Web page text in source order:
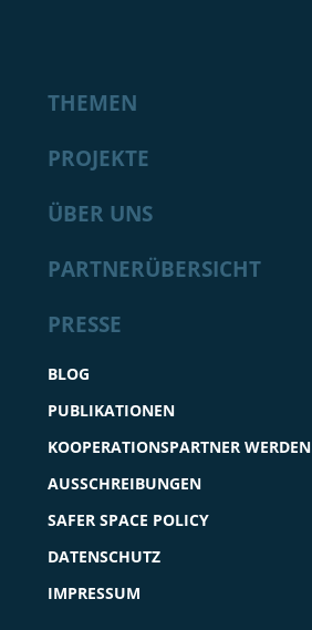
THEMEN
PROJEKTE
ÜBER UNS
PARTNERÜBERSICHT
PRESSE
BLOG
PUBLIKATIONEN
KOOPERATIONSPARTNER WERDEN
AUSSCHREIBUNGEN
SAFER SPACE POLICY
DATENSCHUTZ
IMPRESSUM